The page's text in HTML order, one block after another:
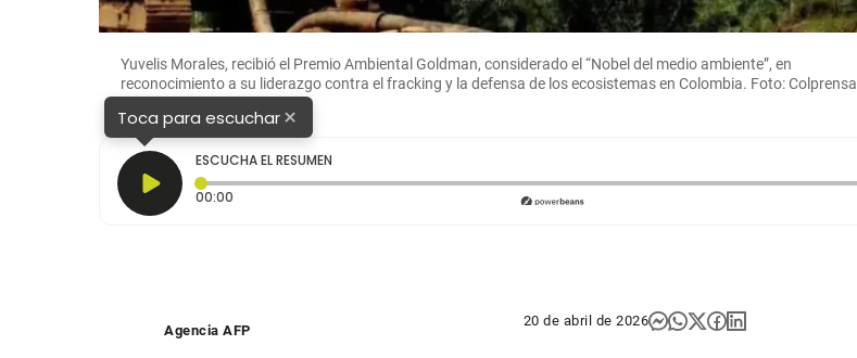
Yuvelis Morales, recibió el Premio Ambiental Goldman, considerado el “Nobel del medio ambiente”, en
reconocimiento a su liderazgo contra el fracking y la defensa de los ecosistemas en Colombia. Foto: Colprensa
Toca para escuchar×
ESCUCHA EL RESUMEN
00:00
Agencia AFP
20 de abril de 2026